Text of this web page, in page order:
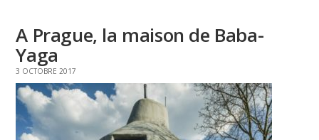
A Prague, la maison de Baba-
Yaga
3 OCTOBRE 2017